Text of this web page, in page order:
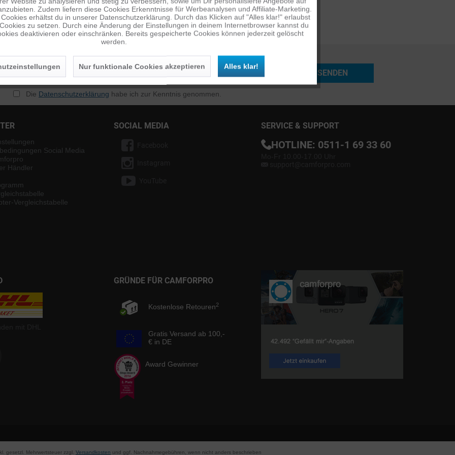
SENDEN
Die Datenschutzerklärung habe ich zur Kenntnis genommen.
Social Media
Händler
Vergleichstabelle
SOCIAL MEDIA SERVICE & SUPPORT
HOTLINE: 0511-1 69 33 60
GRÜNDE FÜR CAMFORPRO
Kostenlose Retouren2
Gratis Versand ab 100,-
€ in DE
Award Gewinner
gesetzl. Mehrwertsteuer zzgl. Versandkosten und ggf. Nachnahmegebühren, wenn nicht anders beschrieben
Inaktiv
Inaktiv
Zudem liefern diese Cookies Erkenntnisse für Werbeanalysen und Affiliate-Marketing.
erhältst du in unserer Datenschutzerklärung. Durch das Klicken auf "Alles klar!" erlaubst
zu setzen. Durch eine Änderung der Einstellungen in deinem Internetbrowser kannst du
deaktivieren oder einschränken. Bereits gespeicherte Cookies können jederzeit gelöscht
werden.
Nur funktionale Cookies akzeptieren Alles klar!